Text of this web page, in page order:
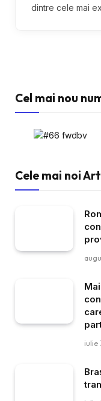
dintre cele mai
Cel mai nou
Cele mai noi
iulie